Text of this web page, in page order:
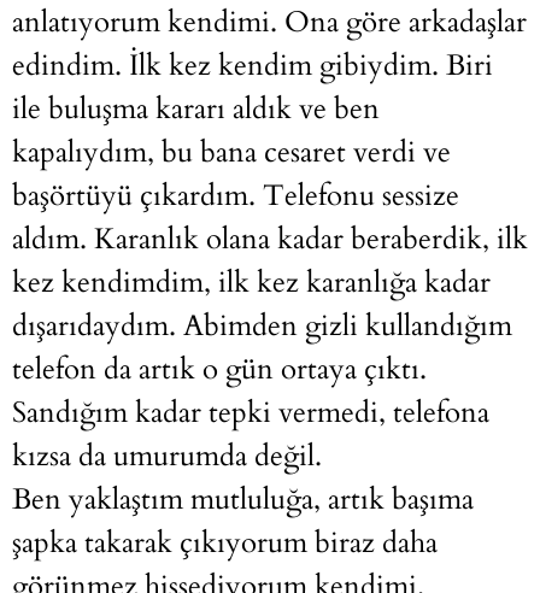
anlatıyorum kendimi. Ona göre arkadaşlar
edindim. İlk kez kendim gibiydim. Biri
ile buluşma kararı aldık ve ben
kapalıydım, bu bana cesaret verdi ve
başörtüyü çıkardım. Telefonu sessize
aldım. Karanlık olana kadar beraberdik, ilk
kez kendimdim, ilk kez karanlığa kadar
dışarıdaydım. Abimden gizli kullandığım
telefon da artık o gün ortaya çıktı.
Sandığım kadar tepki vermedi, telefona
kızsa da umurumda değil.
Ben yaklaştım mutluluğa, artık başıma
şapka takarak çıkıyorum biraz daha